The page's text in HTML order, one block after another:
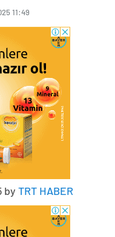
11:49
by TRT HABER